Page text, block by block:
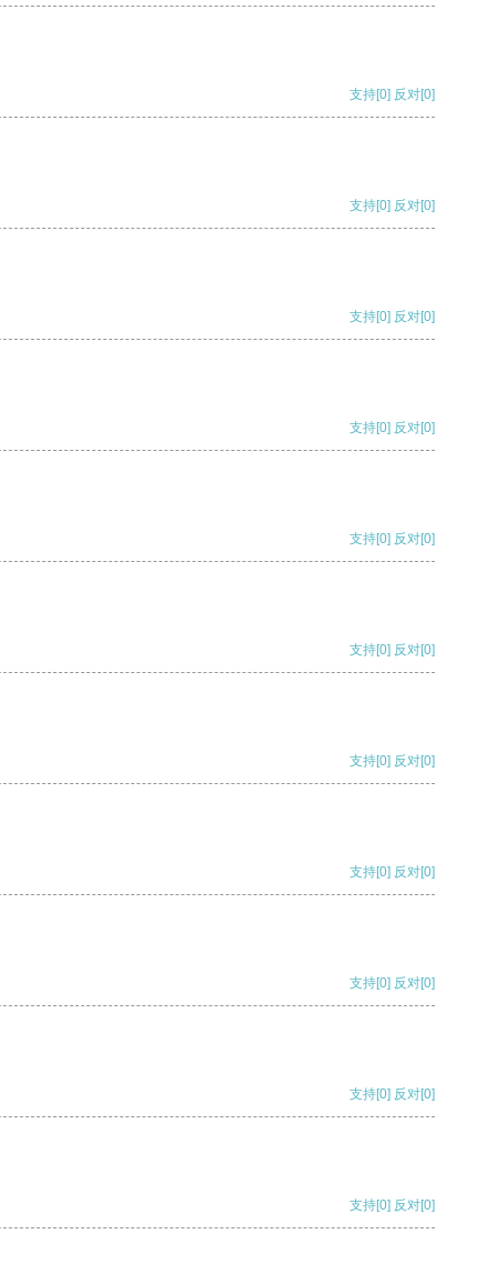
支持[0] 反对[0]
支持[0] 反对[0]
支持[0] 反对[0]
支持[0] 反对[0]
支持[0] 反对[0]
支持[0] 反对[0]
支持[0] 反对[0]
支持[0] 反对[0]
支持[0] 反对[0]
支持[0] 反对[0]
支持[0] 反对[0]